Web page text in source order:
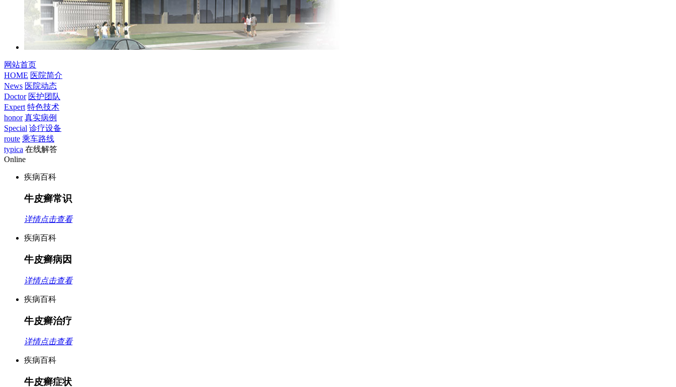
网站首页
HOME 医院简介
News 医院动态
Doctor 医护团队
Expert 特色技术
honor 真实病例
Special 诊疗设备
route 乘车路线
typica 在线解答
Online
疾病百科
牛皮癣常识
详情点击查看
疾病百科
牛皮癣病因
详情点击查看
疾病百科
牛皮癣治疗
详情点击查看
疾病百科
牛皮癣症状